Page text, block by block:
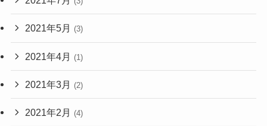
2021年5月 (3)
2021年4月 (1)
2021年3月 (2)
2021年2月 (4)